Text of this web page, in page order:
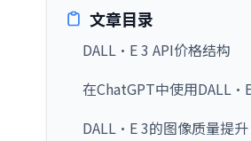
文章目录
DALL·E 3 API价格结构
在ChatGPT中使用
DALL·E 3的图像质量提升